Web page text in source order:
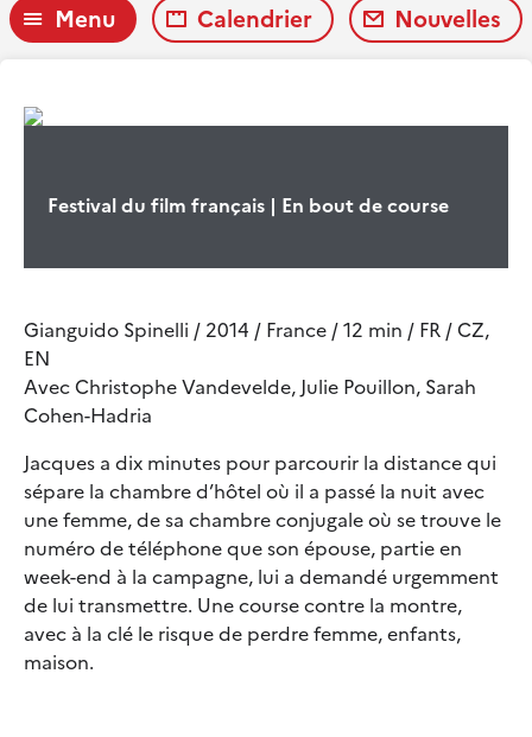
Menu Calendrier Nouvelles
Festival du film français | En bout de course
Gianguido Spinelli / 2014 / France / 12 min / FR / CZ,
EN
Avec Christophe Vandevelde, Julie Pouillon, Sarah
Cohen-Hadria
Jacques a dix minutes pour parcourir la distance qui
sépare la chambre d’hôtel où il a passé la nuit avec
une femme, de sa chambre conjugale où se trouve le
numéro de téléphone que son épouse, partie en
week-end à la campagne, lui a demandé urgemment
de lui transmettre. Une course contre la montre,
avec à la clé le risque de perdre femme, enfants,
maison.